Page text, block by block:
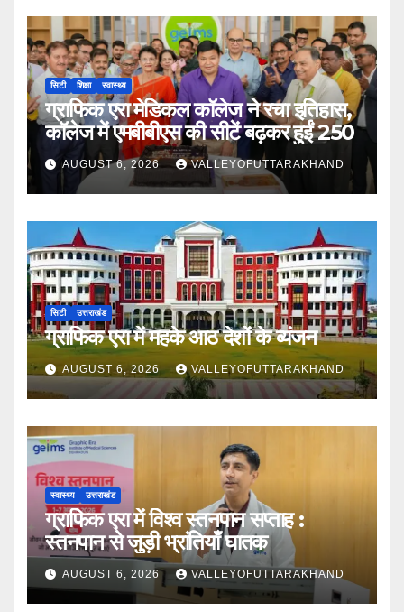
सिटी शिक्षा स्वास्थ्य
ग्राफिक एरा मेडिकल कॉलेज ने रचा इतिहास,
कॉलेज में एमबीबीएस की सीटें बढ़कर हुईं 250
AUGUST 6, 2026 VALLEYOFUTTARAKHAND
सिटी उत्तराखंड
ग्राफिक एरा में महके आठ देशों के व्यंजन
AUGUST 6, 2026 VALLEYOFUTTARAKHAND
स्वास्थ्य उत्तराखंड
ग्राफिक एरा में विश्व स्तनपान सप्ताह :
स्तनपान से जुड़ी भ्रांतियाँ घातक
AUGUST 6, 2026 VALLEYOFUTTARAKHAND